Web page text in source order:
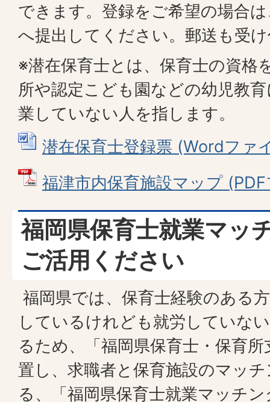
できます。登録をご希望の場合
へ提出してください。郵送も受
※潜在保育士とは、保育士の資格
所や認定こども園などの幼児教
業していない人を指します。
潜在保育士登録票 (Wordファ
福津市内保育施設マップ
福岡県保育士就業マッ
ご活用ください
福岡県では、保育士経験のある
しているけれども就労していな
るため、「福岡県保育士・保育
置し、求職者と保育施設のマッ
る、「福岡県保育士就業マッチ